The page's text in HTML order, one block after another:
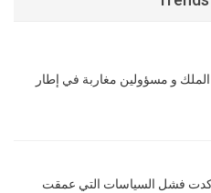
و مسؤولين مغاربة في إطار
أكدت فشل السياسات التي عمقت